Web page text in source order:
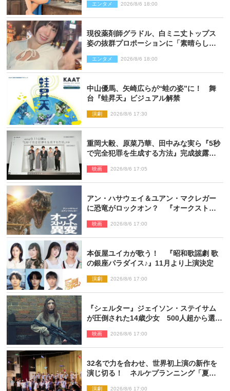
エンタメ 2026/8/6 18:00
現役薬剤師グラドル、白ミニ丈トップス
姿の抜群プロポーションに「素晴らしす
エンタメ 2026/8/6 18:00
中山優馬、矢崎広らが“蛙の姿”に！ 舞
台『蛙昇天』ビジュアル解禁
演劇 2026/8/6 17:30
重岡大毅、原菜乃華、田中みな実ら『5秒
で完全犯罪を生成する方法』完成披露に
映画 2026/8/6 17:05
アン・ハサウェイ＆ユアン・マクレガー
に恐竜がロックオン？ 『オークストリ
解禁
映画 2026/8/6 17:00
本仮屋ユイカが歌う！ 『昭和歌謡劇 歌
の銀座パラダイス♪』11月より上演決定
演劇 2026/8/6 17:00
『シェルター』ジェイソン・ステイサム
が圧倒された14歳少女 500人超から選出
とは
映画 2026/8/6 17:00
32名で力を合わせ、世界初上演の新作を
演じ切る！ ネルケプランニング「夏休
演劇 2026/8/6 17:00